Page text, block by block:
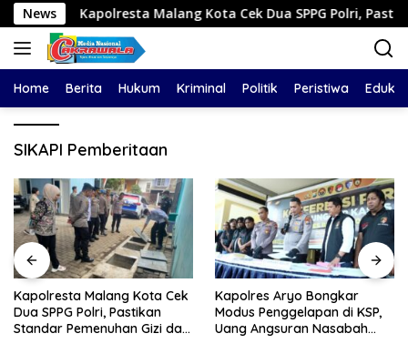
Langsung
ke
konten
News
Kapolresta Malang Kota Cek Dua SPPG Polri, Pastikan
Home Berita Hukum Kriminal Politik Peristiwa
SIKAPI Pemberitaan
Kapolresta Malang Kota Cek
Dua SPPG Polri, Pastikan
Standar Pemenuhan Gizi dan
Kapolres Aryo Bongkar
Modus Penggelapan di KSP,
Uang Angsuran Nasabah